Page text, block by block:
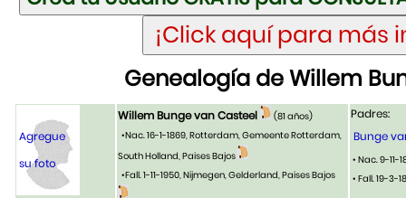
Genealogía de Willem
Agregue
su foto
Willem Bunge van Casteel
(81 años)
•Nac. 16-1-1869, Rotterdam, Gemeente Rotterdam,
South Holland, Paises Bajos
•Fall. 1-11-1950, Nijmegen, Gelderland, Paises Bajos
Padres:
Bunge
• Nac. 9-
• Fall. 19-3-